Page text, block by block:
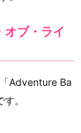
オブ・ライ
Adventure Ba
。